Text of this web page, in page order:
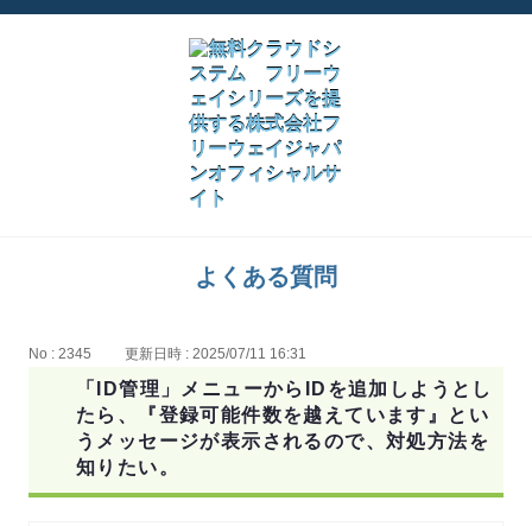
よくある質問
No : 2345 更新日時 : 2025/07/11 16:31
「ID管理」メニューからIDを追加しようとし
たら、『登録可能件数を越えています』とい
うメッセージが表示されるので、対処方法を
知りたい。